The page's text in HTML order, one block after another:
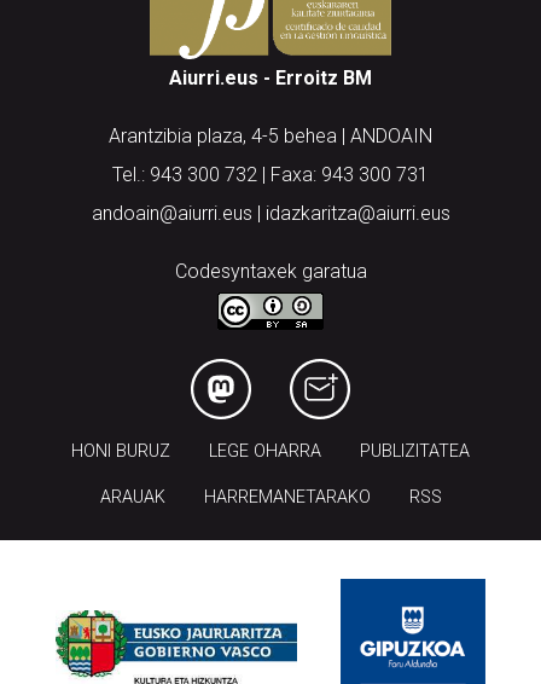
Aiurri.eus - Erroitz BM
Arantzibia plaza, 4-5 behea | ANDOAIN
Tel.: 943 300 732 | Faxa: 943 300 731
andoain@aiurri.eus | idazkaritza@aiurri.eus
Codesyntaxek garatua
HONI BURUZ LEGE OHARRA PUBLIZITATEA
ARAUAK HARREMANETARAKO RSS